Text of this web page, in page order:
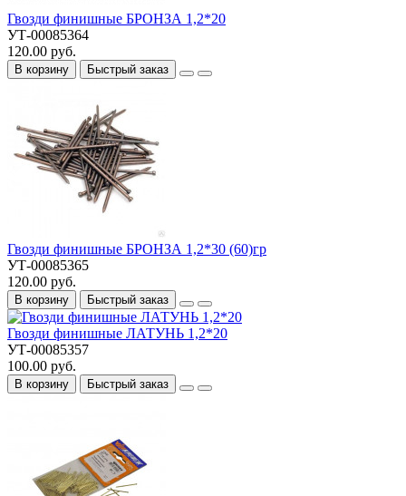
Гвозди финишные БРОНЗА 1,2*20
УТ-00085364
120.00 руб.
В корзину Быстрый заказ
Гвозди финишные БРОНЗА 1,2*30 (60)гр
УТ-00085365
120.00 руб.
В корзину Быстрый заказ
Гвозди финишные ЛАТУНЬ 1,2*20
УТ-00085357
100.00 руб.
В корзину Быстрый заказ